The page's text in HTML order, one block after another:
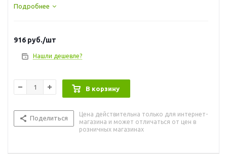
вертикальной, так и горизонтальной)
Угол: 80 градусов.
Материал: хромированная сталь
Подробнее
916 руб./шт
Нашли дешевле?
В корзину
Поделиться
Цена действительна только для интернет-
магазина и может отличаться от цен в
розничных магазинах